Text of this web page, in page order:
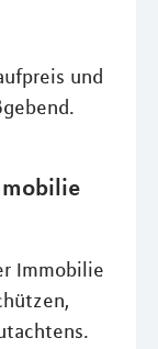
und
Immobilie